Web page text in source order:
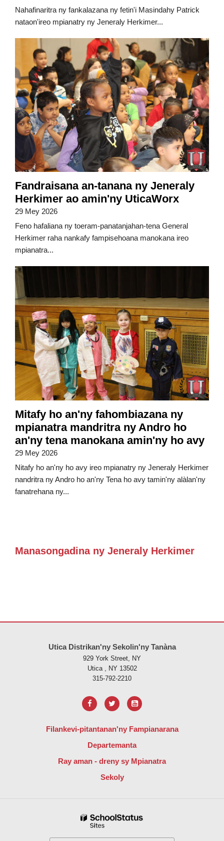
Nahafinaritra ny fankalazana ny fetin'i Masindahy Patrick
nataon'ireo mpianatry ny Jeneraly Herkimer...
Fandraisana an-tanana ny Jeneraly
Herkimer ao amin'ny UticaWorx
29 Mey 2026
Feno hafaliana ny toeram-panatanjahan-tena General
Herkimer raha nankafy fampisehoana manokana ireo
mpianatra...
Mitafy ho an'ny fahombiazana ny
mpianatra mandritra ny Andro ho
an'ny tena manokana amin'ny ho avy
29 Mey 2026
Nitafy ho an'ny ho avy ireo mpianatry ny Jeneraly Herkimer
nandritra ny Andro ho an'ny Tena ho avy tamin'ny alàlan'ny
fanatrehana ny...
Manasongadina ny Jeneraly Herkimer
Utica Distrikan'ny Sekolin'ny Tanàna
929 York Street, NY
Utica , NY 13502
315-792-2210
Filankevi-pitantanan'ny Fampianarana
Departemanta
Ray aman - dreny sy Mpianatra
Sekoly